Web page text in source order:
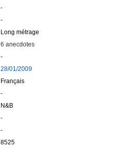
-
-
Long métrage
6 anecdotes
-
28/01/2009
Français
-
N&B
-
-
8525